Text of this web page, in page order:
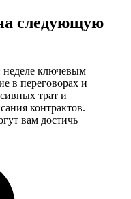
следующую
неделе ключевым
в переговорах и
трат и
контрактов.
вам достичь